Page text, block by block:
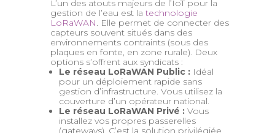
L’un des atouts majeurs de l’IoT pour la
gestion de l’eau est latechnologie
LoRaWAN. Elle permet de connecter des
capteurs souvent situés dans des
environnements contraints (sous des
plaques en fonte, en zone rurale). Deux
options s’offrent aux syndicats :
Le réseau LoRaWAN Public :Idéal
pour un déploiement rapide sans
gestion d’infrastructure. Vous utilisez la
couverture d’un opérateur national.
Le réseau LoRaWAN Privé :Vous
installez vos propres passerelles
(gateways). C’est la solution privilégiée